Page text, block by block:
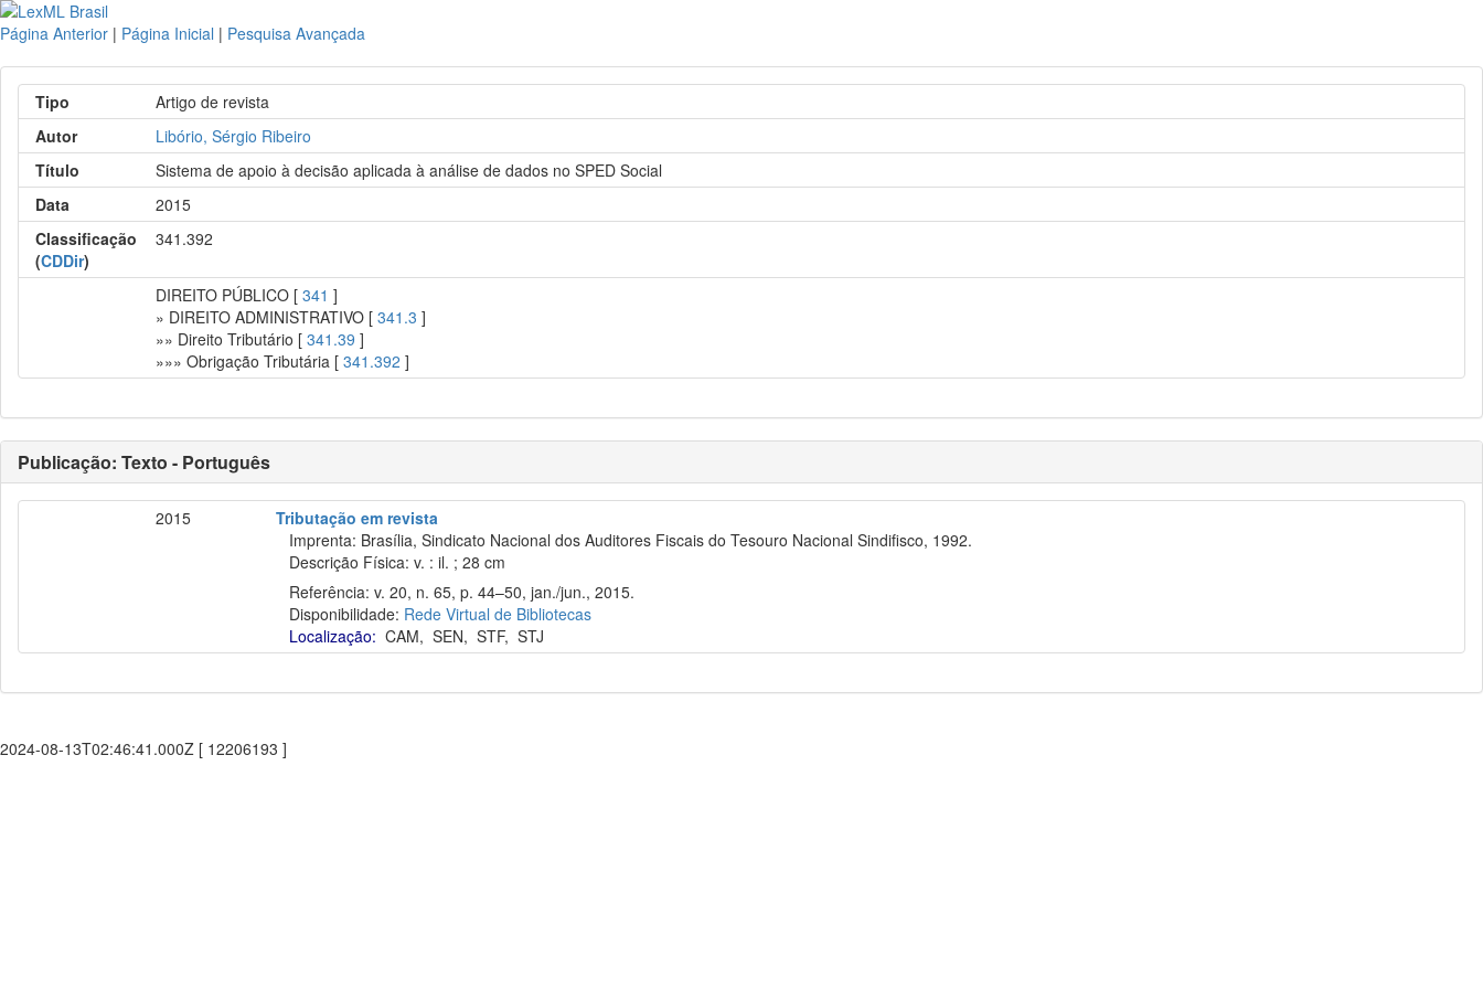
Página Anterior | Página Inicial | Pesquisa Avançada
Tipo
Artigo de revista
Autor
Libório, Sérgio Ribeiro
Título
Sistema de apoio à decisão aplicada à análise de dados no SPED Social
Data
2015
Classificação
(CDDir)
341.392
DIREITO PÚBLICO [341 ]
» DIREITO ADMINISTRATIVO [341.3 ]
»» Direito Tributário [341.39 ]
»»» Obrigação Tributária [341.392 ]
Publicação: Texto - Português
2015
Tributação em revista
Imprenta: Brasília, Sindicato Nacional dos Auditores Fiscais do Tesouro Nacional Sindifisco, 1992.
Descrição Física: v. : il. ; 28 cm
Referência: v. 20, n. 65, p. 44–50, jan./jun., 2015.
Disponibilidade: Rede Virtual de Bibliotecas
Localização: CAM,SEN,STF,STJ
2024-08-13T02:46:41.000Z [ 12206193 ]